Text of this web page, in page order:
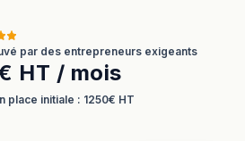
par des entrepreneurs exigeants
HT / mois
place initiale : 1250€ HT